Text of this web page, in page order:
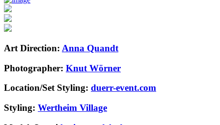
Art Direction: Anna Quandt
Photographer: Knut Wörner
Location/Set Styling: duerr-event.com
Styling: Wertheim Village